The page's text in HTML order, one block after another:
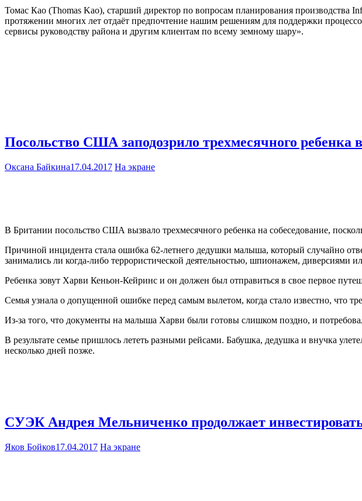
Томас Као (Thomas Kao), старший директор по вопросам планирования
протяжении многих лет отдаёт предпочтение нашим решениям для поддержки
сервисы руководству района и другим клиентам по всему земному шару».
Посольство США заподозрило трехмесячного ребенка
Оксана Байкина17.04.2017 На экране
В Британии посольство США вызвало трехмесячного ребенка на собеседование,
Причиной инцидента стала ошибка 62-летнего дедушки малыша, который случайно
занимались ли когда-либо террористической деятельностью, шпионажем, диверсиями
Ребенка зовут Харви Кеньон-Кейринс и он должен был отправиться в свое первое
Семья узнала о допущенной ошибке перед самым вылетом, когда стало известно, что
Из-за того, что документы на малыша Харви были готовы слишком поздно, и
В результате семье пришлось лететь разными рейсами. Бабушка, дедушка и внучка
несколько дней позже.
СУЭК Андрея Мельниченко продолжает
Яков Бойков17.04.2017 На экране